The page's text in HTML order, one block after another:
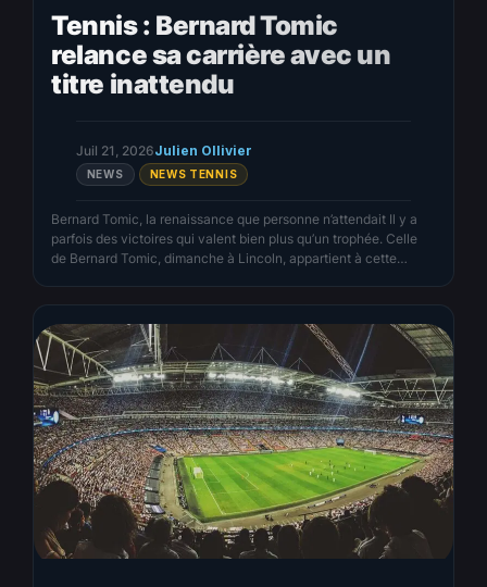
Tennis : Bernard Tomic
relance sa carrière avec un
titre inattendu
Juil 21, 2026Julien Ollivier
NEWS NEWS TENNIS
Bernard Tomic, la renaissance que personne n’attendait Il y a
parfois des victoires qui valent bien plus qu’un trophée. Celle
de Bernard Tomic, dimanche à Lincoln, appartient à cette